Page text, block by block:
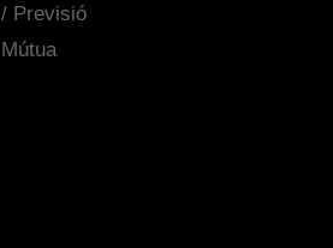
/ Previsió
Mútua